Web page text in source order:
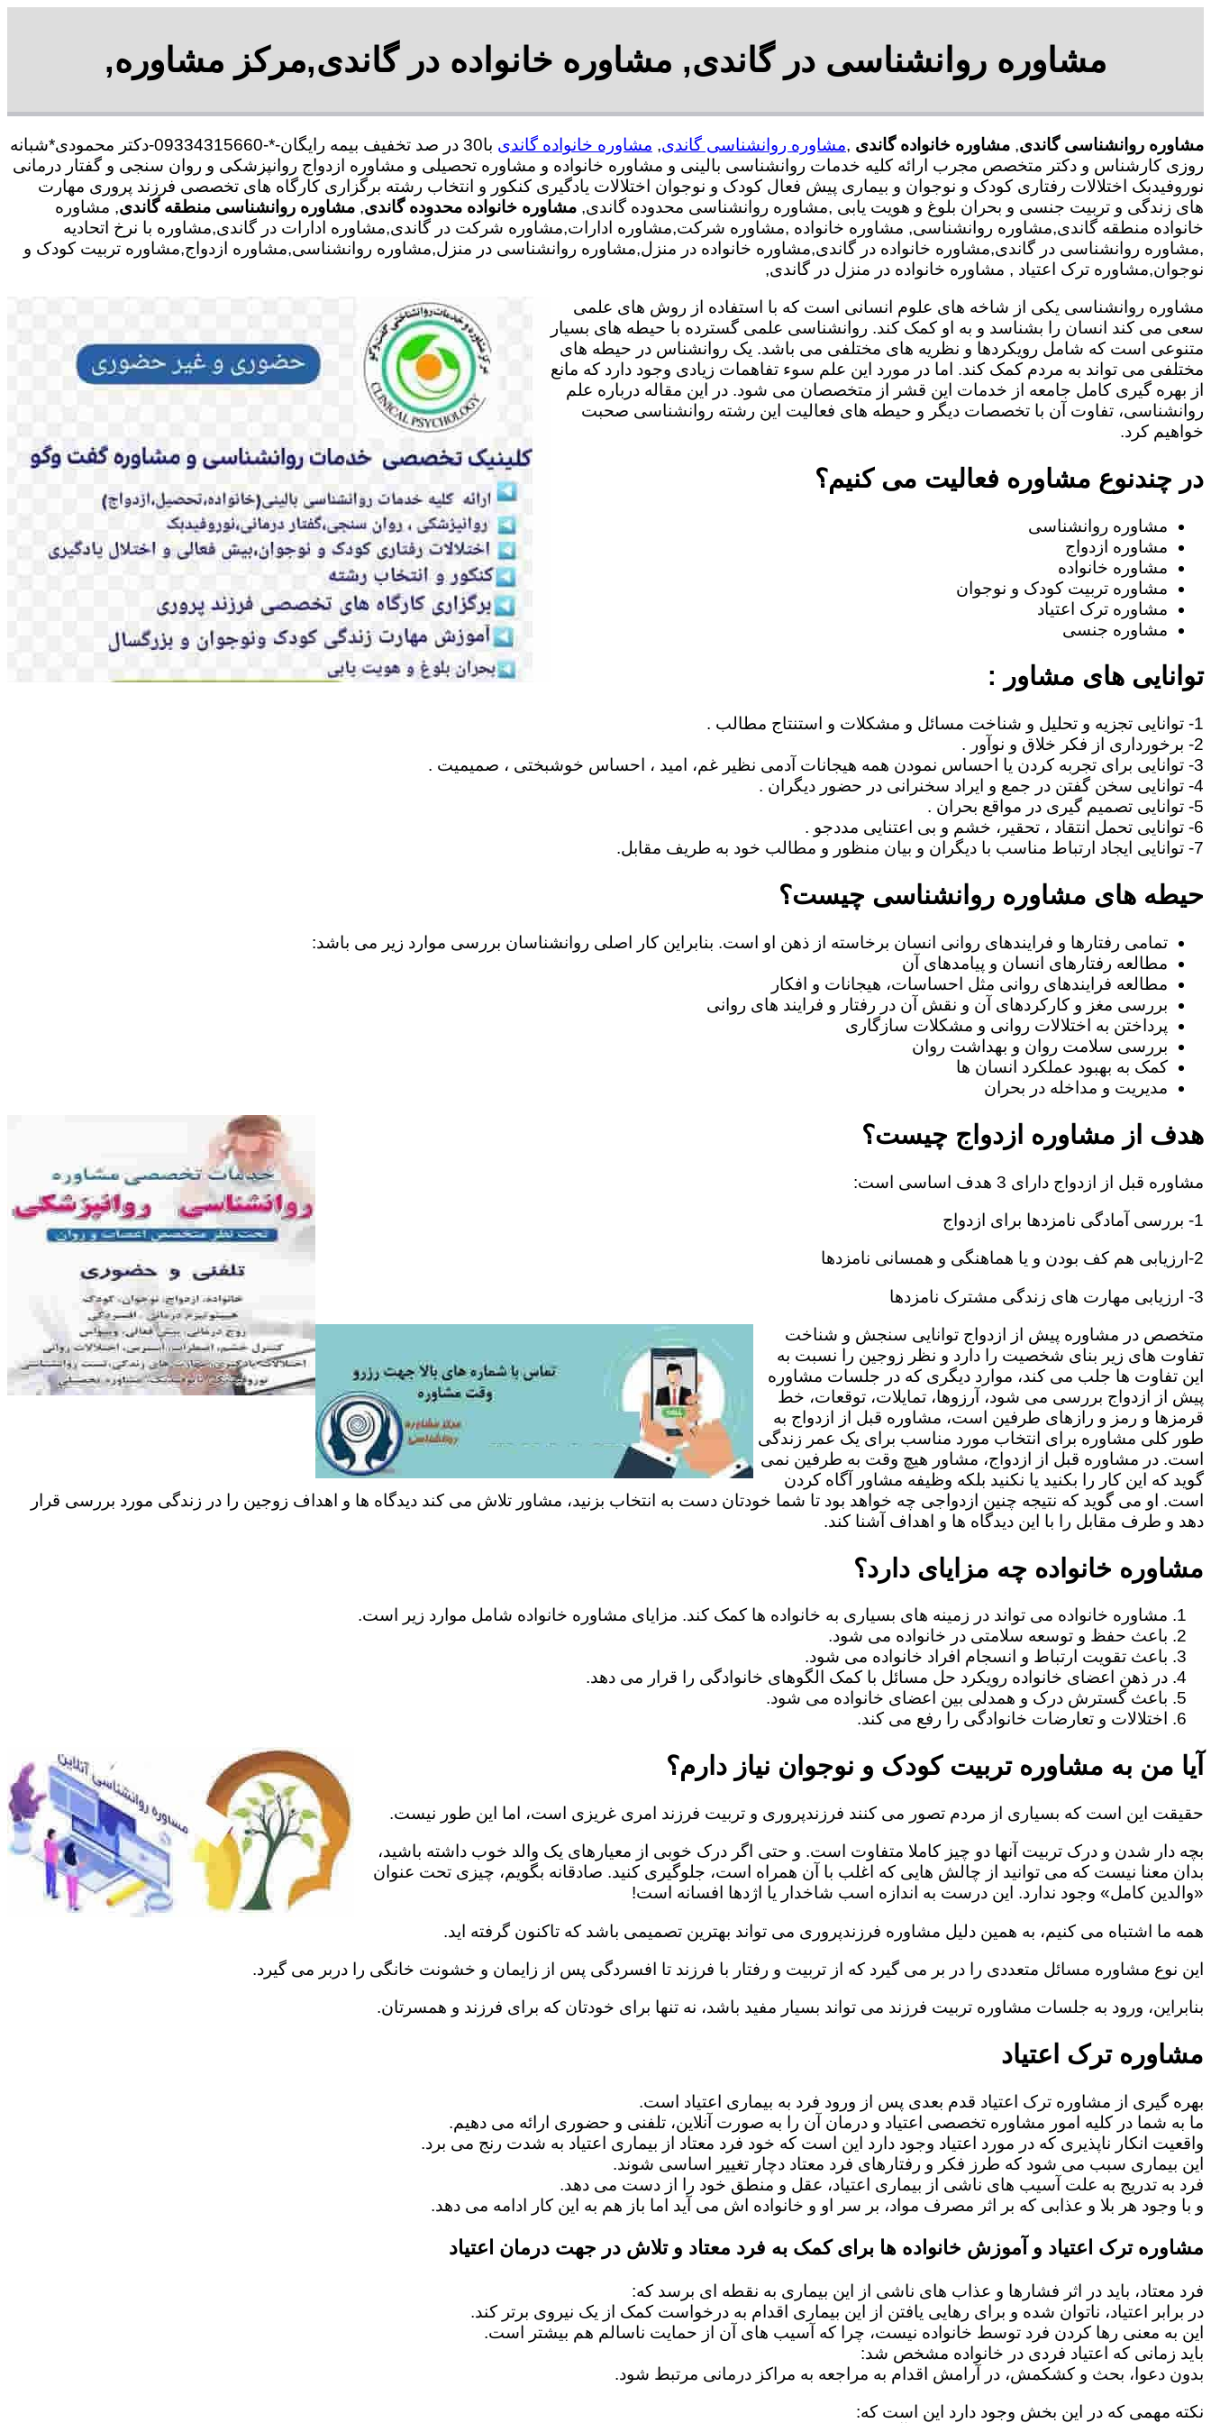
مشاوره روانشناسی در گاندی, مشاوره خانواده در گاندی,مرکز مشاوره,
مشاوره روانشناسی گاندی, مشاوره خانواده گاندی ,مشاوره روانشناسی گاندی, مشاوره خانواده گاندی
با30 در صد تخفیف بیمه رایگان-*-09334315660-دکتر محمودی*شبانه
روزی کارشناس و دکتر متخصص مجرب ارائه کلیه خدمات روانشناسی بالینی و مشاوره خانواده و مشاوره تحصیلی و مشاوره ازدواج روانپزشکی و روان سنجی و گفتار درمانی
نوروفیدبک اختلالات رفتاری کودک و نوجوان و بیماری پیش فعال کودک و نوجوان اختلالات یادگیری کنکور و انتخاب رشته برگزاری کارگاه های تخصصی فرزند پروری مهارت
های زندگی و تربیت جنسی و بحران بلوغ و هویت یابی ,مشاوره روانشناسی محدوده گاندی, مشاوره خانواده محدوده گاندی, مشاوره روانشناسی منطقه گاندی, مشاوره
خانواده منطقه گاندی,مشاوره روانشناسی, مشاوره خانواده ,مشاوره شرکت,مشاوره ادارات,مشاوره شرکت در گاندی,مشاوره ادارات در گاندی,مشاوره با نرخ اتحادیه
,مشاوره روانشناسی در گاندی,مشاوره خانواده در گاندی,مشاوره خانواده در منزل,مشاوره روانشناسی در منزل,مشاوره روانشناسی,مشاوره ازدواج,مشاوره تربیت کودک و
نوجوان,مشاوره ترک اعتیاد , مشاوره خانواده در منزل در گاندی,
مشاوره روانشناسی یکی از شاخه های علوم انسانی است که با استفاده از روش های علمی
سعی می کند انسان را بشناسد و به او کمک کند. روانشناسی علمی گسترده با حیطه های بسیار
متنوعی است که شامل رویکردها و نظریه های مختلفی می باشد. یک روانشناس در حیطه های
مختلفی می تواند به مردم کمک کند. اما در مورد این علم سوء تفاهمات زیادی وجود دارد که مانع
از بهره گیری کامل جامعه از خدمات این قشر از متخصصان می شود. در این مقاله درباره علم
روانشناسی، تفاوت آن با تخصصات دیگر و حیطه های فعالیت این رشته روانشناسی صحبت
خواهیم کرد.
در چندنوع مشاوره فعالیت می کنیم؟
مشاوره روانشناسی
مشاوره ازدواج
مشاوره خانواده
مشاوره تربیت کودک و نوجوان
مشاوره ترک اعتیاد
مشاوره جنسی
توانایی های مشاور :
1- توانایی تجزیه و تحلیل و شناخت مسائل و مشکلات و استنتاج مطالب .
2- برخورداری از فکر خلاق و نوآور .
3- توانایی برای تجربه کردن یا احساس نمودن همه هیجانات آدمی نظیر غم، امید ، احساس خوشبختی ، صمیمیت .
4- توانایی سخن گفتن در جمع و ایراد سخنرانی در حضور دیگران .
5- توانایی تصمیم گیری در مواقع بحران .
6- توانایی تحمل انتقاد ، تحقیر، خشم و بی اعتنایی مددجو .
7- توانایی ایجاد ارتباط مناسب با دیگران و بیان منظور و مطالب خود به طریف مقابل.
حیطه های مشاوره روانشناسی چیست؟
تمامی رفتارها و فرایندهای روانی انسان برخاسته از ذهن او است. بنابراین کار اصلی روانشناسان بررسی موارد زیر می باشد:
مطالعه رفتارهای انسان و پیامدهای آن
مطالعه فرایندهای روانی مثل احساسات، هیجانات و افکار
بررسی مغز و کارکردهای آن و نقش آن در رفتار و فرایند های روانی
پرداختن به اختلالات روانی و مشکلات سازگاری
بررسی سلامت روان و بهداشت روان
کمک به بهبود عملکرد انسان ها
مدیریت و مداخله در بحران
هدف از مشاوره ازدواج چیست؟
مشاوره قبل از ازدواج دارای 3 هدف اساسی است:
1- بررسی آمادگی نامزدها برای ازدواج
2-ارزیابی هم کف بودن و یا هماهنگی و همسانی نامزدها
3- ارزیابی مهارت های زندگی مشترک نامزدها
متخصص در مشاوره پیش از ازدواج توانایی سنجش و شناخت
تفاوت های زیر بنای شخصیت را دارد و نظر زوجین را نسبت به
این تفاوت ها جلب می کند، موارد دیگری که در جلسات مشاوره
پیش از ازدواج بررسی می شود، آرزوها، تمایلات، توقعات، خط
قرمزها و رمز و رازهای طرفین است، مشاوره قبل از ازدواج به
طور کلی مشاوره برای انتخاب مورد مناسب برای یک عمر زندگی
است. در مشاوره قبل از ازدواج، مشاور هیچ وقت به طرفین نمی
گوید که این کار را بکنید یا نکنید بلکه وظیفه مشاور آگاه کردن
است. او می گوید که نتیجه چنین ازدواجی چه خواهد بود تا شما خودتان دست به انتخاب بزنید، مشاور تلاش می کند دیدگاه ها و اهداف زوجین را در زندگی مورد بررسی قرار
دهد و طرف مقابل را با این دیدگاه ها و اهداف آشنا کند.
مشاوره خانواده چه مزایای دارد؟
مشاوره خانواده می تواند در زمینه های بسیاری به خانواده ها کمک کند. مزایای مشاوره خانواده شامل موارد زیر است.
باعث حفظ و توسعه سلامتی در خانواده می شود.
باعث تقویت ارتباط و انسجام افراد خانواده می شود.
در ذهن اعضای خانواده رویکرد حل مسائل با کمک الگوهای خانوادگی را قرار می دهد.
باعث گسترش درک و همدلی بین اعضای خانواده می شود.
اختلالات و تعارضات خانوادگی را رفع می کند.
آیا من به مشاوره تربیت کودک و نوجوان نیاز دارم؟
حقیقت این است که بسیاری از مردم تصور می کنند فرزندپروری و تربیت فرزند امری غریزی است، اما این طور نیست.
بچه دار شدن و درک تربیت آنها دو چیز کاملا متفاوت است. و حتی اگر درک خوبی از معیارهای یک والد خوب داشته باشید،
بدان معنا نیست که می توانید از چالش هایی که اغلب با آن همراه است، جلوگیری کنید. صادقانه بگویم، چیزی تحت عنوان
«والدین کامل» وجود ندارد. این درست به اندازه اسب شاخدار یا اژدها افسانه است!
همه ما اشتباه می کنیم، به همین دلیل مشاوره فرزندپروری می تواند بهترین تصمیمی باشد که تاکنون گرفته اید.
این نوع مشاوره مسائل متعددی را در بر می گیرد که از تربیت و رفتار با فرزند تا افسردگی پس از زایمان و خشونت خانگی را دربر می گیرد.
بنابراین، ورود به جلسات مشاوره تربیت فرزند می تواند بسیار مفید باشد، نه تنها برای خودتان که برای فرزند و همسرتان.
مشاوره ترک اعتیاد
بهره گیری از مشاوره ترک اعتیاد قدم بعدی پس از ورود فرد به بیماری اعتیاد است.
ما به شما در کلیه امور مشاوره تخصصی اعتیاد و درمان آن را به صورت آنلاین، تلفنی و حضوری ارائه می دهیم.
واقعیت انکار ناپذیری که در مورد اعتیاد وجود دارد این است که خود فرد معتاد از بیماری اعتیاد به شدت رنج می برد.
این بیماری سبب می شود که طرز فکر و رفتارهای فرد معتاد دچار تغییر اساسی شوند.
فرد به تدریج به علت آسیب های ناشی از بیماری اعتیاد، عقل و منطق خود را از دست می دهد.
و با وجود هر بلا و عذابی که بر اثر مصرف مواد، بر سر او و خانواده اش می آید اما باز هم به این کار ادامه می دهد.
مشاوره ترک اعتیاد و آموزش خانواده ها برای کمک به فرد معتاد و تلاش در جهت درمان اعتیاد
فرد معتاد، باید در اثر فشارها و عذاب های ناشی از این بیماری به نقطه ای برسد که:
در برابر اعتیاد، ناتوان شده و برای رهایی یافتن از این بیماری اقدام به درخواست کمک از یک نیروی برتر کند.
این به معنی رها کردن فرد توسط خانواده نیست، چرا که آسیب های آن از حمایت ناسالم هم بیشتر است.
باید زمانی که اعتیاد فردی در خانواده مشخص شد:
بدون دعوا، بحث و کشکمش، در آرامش اقدام به مراجعه به مراکز درمانی مرتبط شود.
نکته مهمی که در این بخش وجود دارد این است که: